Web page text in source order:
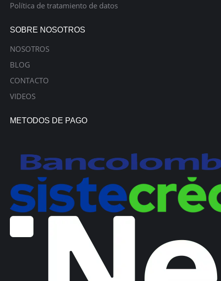
Política de tratamiento de datos
SOBRE NOSOTROS
NOSOTROS
BLOG
CONTACTO
VIDEOS
METODOS DE PAGO